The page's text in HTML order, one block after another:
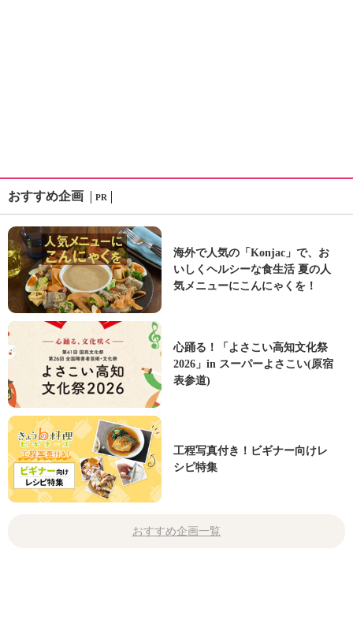
おすすめ企画 PR
海外で人気の「Konjac」で、お
いしくヘルシーな食生活 夏の人
気メニューにこんにゃくを！
心踊る！「よさこい高知文化祭
2026」in スーパーよさこい(原宿
表参道)
工程写真付き！ビギナー向けレ
シピ特集
おすすめ企画一覧